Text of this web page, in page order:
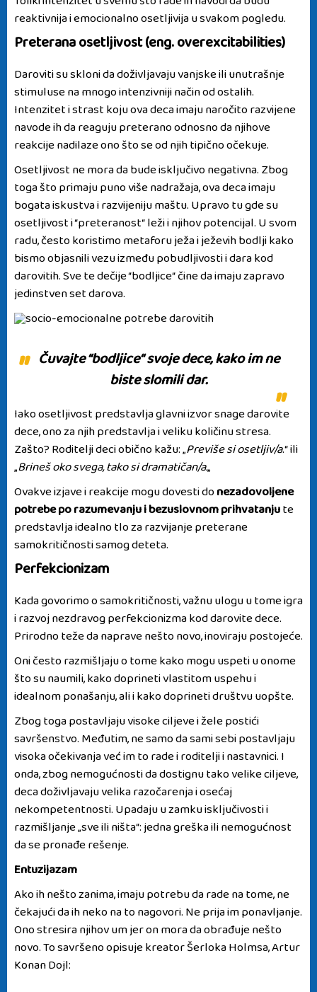
reaktivnija i emocionalno osetljivija u svakom pogledu.
Preterana osetljivost (eng. overexcitabilities)
Daroviti su skloni da doživljavaju vanjske ili unutrašnje
stimuluse na mnogo intenzivniji način od ostalih.
Intenzitet i strast koju ova deca imaju naročito razvijene
navode ih da reaguju preterano odnosno da njihove
reakcije nadilaze ono što se od njih tipično očekuje.
Osetljivost ne mora da bude isključivo negativna. Zbog
toga što primaju puno više nadražaja, ova deca imaju
bogata iskustva i razvijeniju maštu. Upravo tu gde su
osetljivost i “preteranost“ leži i njihov potencijal. U svom
radu, često koristimo metaforu ježa i ježevih bodlji kako
bismo objasnili vezu između pobudljivosti i dara kod
darovitih. Sve te dečije “bodljice“ čine da imaju zapravo
jedinstven set darova.
Čuvajte “bodljice“ svoje dece, kako im ne
biste slomili dar.
Iako osetljivost predstavlja glavni izvor snage darovite
dece, ono za njih predstavlja i veliku količinu stresa.
Zašto? Roditelji deci obično kažu: „Previše si osetljiv/a.“ ili
„Brineš oko svega, tako si dramatičan/a.„
Ovakve izjave i reakcije mogu dovesti donezadovoljene
potrebe po razumevanju i bezuslovnom prihvatanjute
predstavlja idealno tlo za razvijanje preterane
samokritičnosti samog deteta.
Perfekcionizam
Kada govorimo o samokritičnosti, važnu ulogu u tome igra
i razvoj nezdravogperfekcionizma kod darovite dece.
Prirodno teže da naprave nešto novo, inoviraju postojeće.
Oni često razmišljaju o tome kako mogu uspeti u onome
što su naumili, kako doprineti vlastitom uspehu i
idealnom ponašanju, ali i kako doprineti društvu uopšte.
Zbog toga postavljaju visoke ciljeve i žele postići
savršenstvo. Međutim, ne samo da sami sebi postavljaju
visoka očekivanja već im to rade i roditelji i nastavnici. I
onda, zbog nemogućnosti da dostignu tako velike ciljeve,
deca doživljavaju velika razočarenja i osećaj
nekompetentnosti. Upadaju u zamku isključivosti i
razmišljanje „sve ili ništa“: jedna greška ili nemogućnost
da se pronađe rešenje.
Entuzijazam
Ako ih nešto zanima, imaju potrebu da rade na tome, ne
čekajući da ih neko na to nagovori.Ne prija im ponavljanje.
Ono stresira njihov um jer on mora da obrađuje nešto
novo. To savršeno opisuje kreator Šerloka Holmsa, Artur
Konan Dojl: